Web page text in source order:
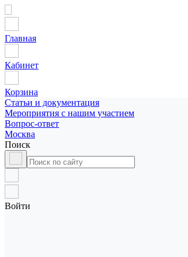
Главная
Кабинет
Корзина
Статьи и документация
Мероприятия с нашим участием
Вопрос-ответ
Москва
Поиск
Войти